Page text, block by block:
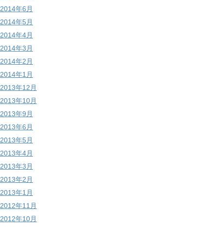
2014年6月
2014年5月
2014年4月
2014年3月
2014年2月
2014年1月
2013年12月
2013年10月
2013年9月
2013年6月
2013年5月
2013年4月
2013年3月
2013年2月
2013年1月
2012年11月
2012年10月